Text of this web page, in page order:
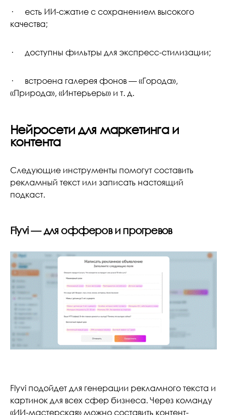
· есть ИИ-сжатие с сохранением высокого
качества;
· доступны фильтры для экспресс-стилизации;
· встроена галерея фонов — «Города»,
«Природа», «Интерьеры» и т. д.
Нейросети для маркетинга и
контента
Следующие инструменты помогут составить
рекламный текст или записать настоящий
подкаст.
Flyvi — для офферов и прогревов
Flyvi подойдет для генерации рекламного текста и
картинок для всех сфер бизнеса. Через команду
«ИИ-мастерская» можно составить контент-